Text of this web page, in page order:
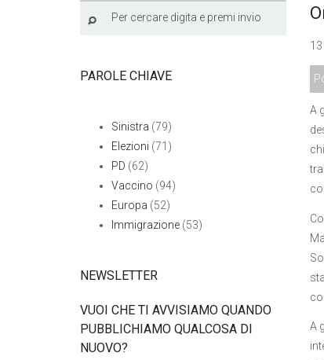
A
A
PAROLE CHIAVE
Sinistra (79)
Elezioni (71)
PD (62)
Vaccino (94)
Europa (52)
Immigrazione (53)
NEWSLETTER
VUOI CHE TI AVVISIAMO QUANDO
PUBBLICHIAMO QUALCOSA DI
NUOVO?